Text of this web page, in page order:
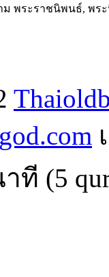
ม พระราชนิพนธ์, พร
ที (5